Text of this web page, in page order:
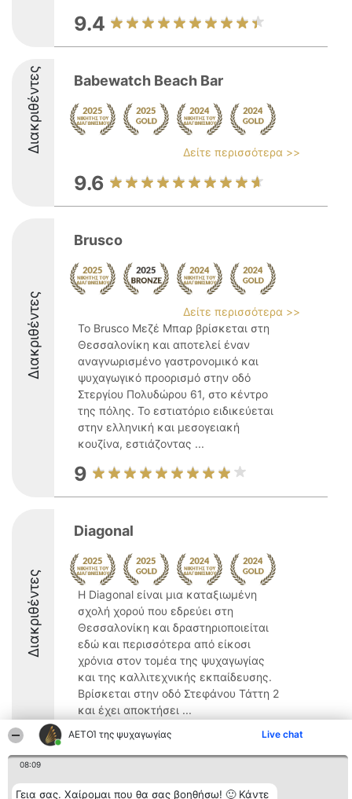
ΑΕΤΟΊ της ψυχαγωγίας Live chat
08:09
Γεια σας. Χαίρομαι που θα σας βοηθήσω! 🙂 Κάντε
9.4
Διακριθέντες Babewatch Beach Bar
Δείτε περισσότερα >>
9.6
Διακριθέντες
Brusco
Δείτε περισσότερα >>
Το Brusco Μεζέ Μπαρ βρίσκεται στη
Θεσσαλονίκη και αποτελεί έναν
αναγνωρισμένο γαστρονομικό και
ψυχαγωγικό προορισμό στην οδό
Στεργίου Πολυδώρου 61, στο κέντρο
της πόλης. Το εστιατόριο ειδικεύεται
στην ελληνική και μεσογειακή
κουζίνα, εστιάζοντας ...
9
Διακριθέντες
Diagonal
Η Diagonal είναι μια καταξιωμένη
σχολή χορού που εδρεύει στη
Θεσσαλονίκη και δραστηριοποιείται
εδώ και περισσότερα από είκοσι
χρόνια στον τομέα της ψυχαγωγίας
και της καλλιτεχνικής εκπαίδευσης.
Βρίσκεται στην οδό Στεφάνου Τάττη 2
και έχει αποκτήσει ...
9.9
Διοργανωτής της Κατάταξη Επικοινωνία